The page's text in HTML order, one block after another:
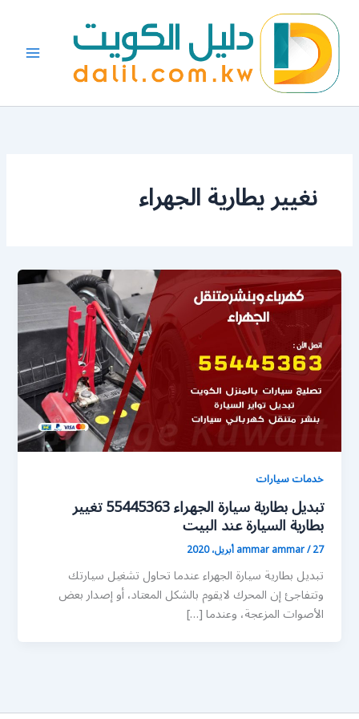
المحتوى
نغيير يطارية الجهراء
خدمات سيارات
تبديل بطارية سيارة الجهراء 55445363 تغيير
بطارية السيارة عند البيت
ammar ammar/27 أبريل، 2020
تبديل بطارية سيارة الجهراء عندما تحاول تشغيل سيارتك
وتتفاجئ إن المحرك لايقوم بالشكل المعتاد، أو إصدار بعض
الأصوات المزعجة، وعندما […]